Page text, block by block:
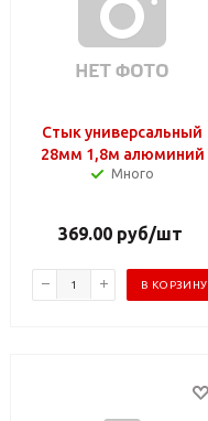
Стык универсальный
28мм 1,8м алюминий
Много
369.00руб/шт
В КОРЗИНУ